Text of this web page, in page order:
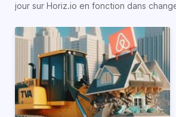
jour sur Horiz.io en fonction dans